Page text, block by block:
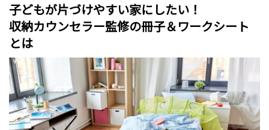
子どもが片づけやすい家にしたい！
収納カウンセラー監修の冊子＆ワークシート
とは